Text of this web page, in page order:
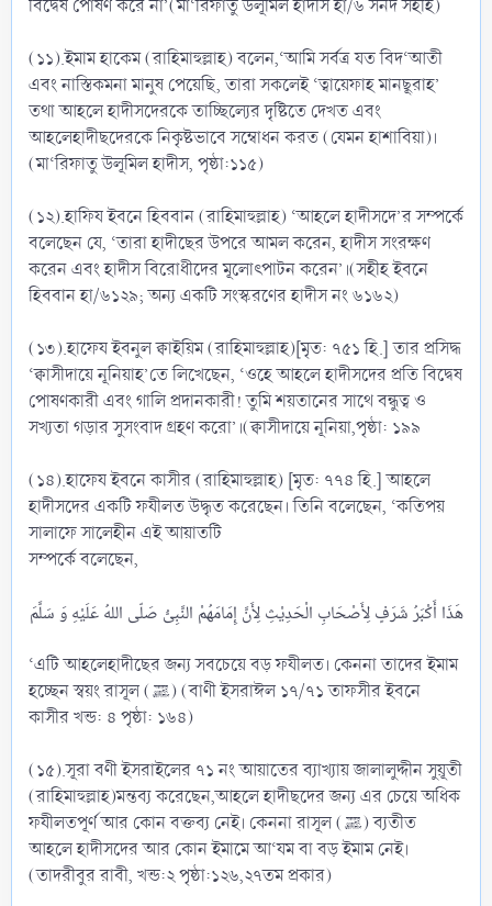
বিদ্বেষ পোষণ করে না’(মা‘রিফাতু উলূমিল হাদীস হা/৬ সনদ সহীহ)
(১১).ইমাম হাকেম (রাহিমাহুল্লাহ) বলেন,‘আমি সর্বত্র যত বিদ‘আতী
এবং নাস্তিকমনা মানুষ পেয়েছি, তারা সকলেই ‘ত্বায়েফাহ মানছূরাহ’
তথা আহলে হাদীসদেরকে তাচ্ছিল্যের দৃষ্টিতে দেখত এবং
আহলেহাদীছদেরকে নিকৃষ্টভাবে সম্বোধন করত (যেমন হাশাবিয়া)।
(মা‘রিফাতু উলূমিল হাদীস, পৃষ্ঠা:১১৫)
(১২).হাফিয ইবনে হিববান (রাহিমাহুল্লাহ) ‘আহলে হাদীসদে’র সম্পর্কে
বলেছেন যে, ‘তারা হাদীছের উপরে আমল করেন, হাদীস সংরক্ষণ
করেন এবং হাদীস বিরোধীদের মূলোৎপাটন করেন’।(সহীহ ইবনে
হিববান হা/৬১২৯; অন্য একটি সংস্করণের হাদীস নং ৬১৬২)
(১৩).হাফেয ইবনুল ক্বাইয়িম (রাহিমাহুল্লাহ)[মৃত: ৭৫১ হি.] তার প্রসিদ্ধ
‘ক্বাসীদায়ে নূনিয়াহ’তে লিখেছেন, ‘ওহে আহলে হাদীসদের প্রতি বিদ্বেষ
পোষণকারী এবং গালি প্রদানকারী! তুমি শয়তানের সাথে বন্ধুত্ব ও
সখ্যতা গড়ার সুসংবাদ গ্রহণ করো’।(ক্বাসীদায়ে নূনিয়া,পৃষ্ঠা: ১৯৯
(১৪).হাফেয ইবনে কাসীর (রাহিমাহুল্লাহ) [মৃত: ৭৭৪ হি.] আহলে
হাদীসদের একটি ফযীলত উদ্ধৃত করেছেন। তিনি বলেছেন, ‘কতিপয়
সালাফে সালেহীন এই আয়াতটি
সম্পর্কে বলেছেন,
‘এটি আহলেহাদীছের জন্য সবচেয়ে বড় ফযীলত। কেননা তাদের ইমাম
হচ্ছেন স্বয়ং রাসূল (ﷺ) (বাণী ইসরাঈল ১৭/৭১ তাফসীর ইবনে
কাসীর খন্ড: ৪ পৃষ্ঠা: ১৬৪)
(১৫).সূরা বণী ইসরাইলের ৭১ নং আয়াতের ব্যাখ্যায় জালালুদ্দীন সুয়ূতী
(রাহিমাহুল্লাহ)মন্তব্য করেছেন,আহলে হাদীছদের জন্য এর চেয়ে অধিক
ফযীলতপূর্ণ আর কোন বক্তব্য নেই। কেননা রাসূল (ﷺ) ব্যতীত
আহলে হাদীসদের আর কোন ইমামে আ‘যম বা বড় ইমাম নেই।
(তাদরীবুর রাবী, খন্ড:২ পৃষ্ঠা:১২৬,২৭তম প্রকার)